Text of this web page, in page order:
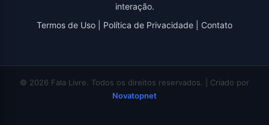
interação.
Termos de Uso
Política de Privacidade Contato
© 2026 Fala Livre. Todos os direitos reservados. | Criado por
Novatopnet